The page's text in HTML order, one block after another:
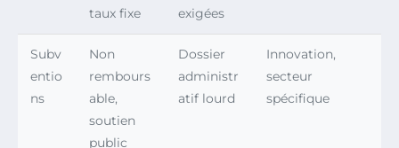
taux fixe
exigées
Subv
entio
ns
Non
rembours
able,
soutien
public
Dossier
administr
atif lourd
Innovation,
secteur
spécifique